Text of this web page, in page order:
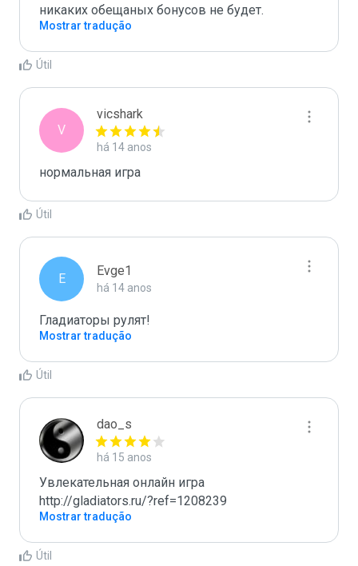
никаких обещаных бонусов не будет.
Mostrar tradução
Útil
V
vicshark
há 14 anos
нормальная игра
Útil
E
Evge1
há 14 anos
Гладиаторы рулят!
Mostrar tradução
Útil
dao_s
há 15 anos
Увлекательная онлайн игра
http://gladiators.ru/?ref=1208239
Mostrar tradução
Útil